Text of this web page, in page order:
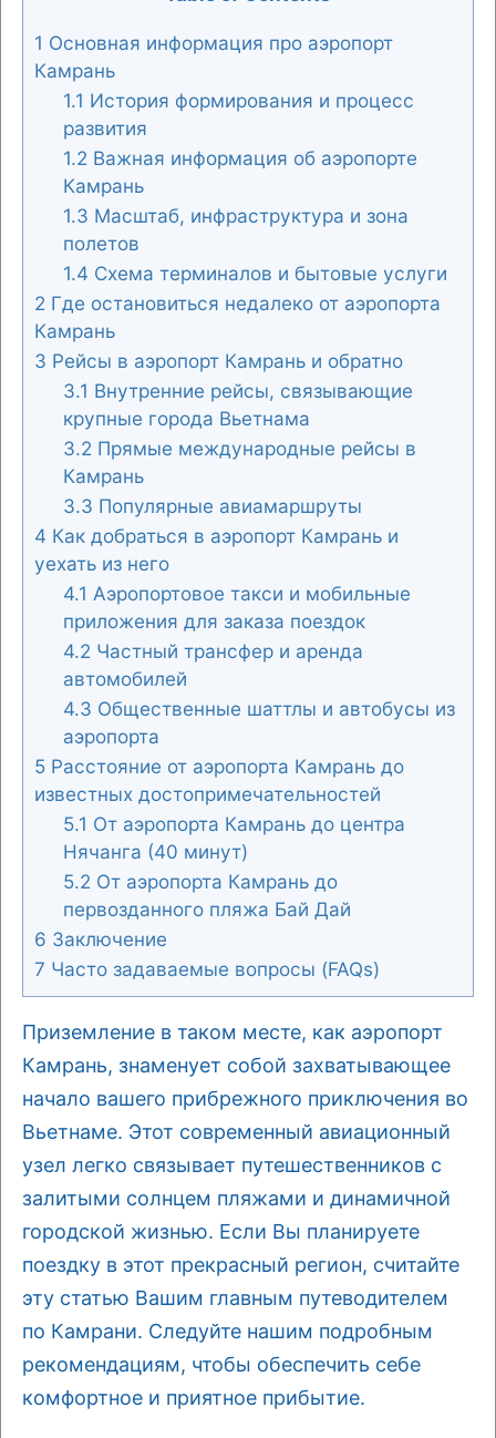
1 Основная информация про аэропорт
Камрань
1.1 История формирования и процесс
развития
1.2 Важная информация об аэропорте
Камрань
1.3 Масштаб, инфраструктура и зона
полетов
1.4 Схема терминалов и бытовые услуги
2 Где остановиться недалеко от аэропорта
Камрань
3 Рейсы в аэропорт Камрань и обратно
3.1 Внутренние рейсы, связывающие
крупные города Вьетнама
3.2 Прямые международные рейсы в
Камрань
3.3 Популярные авиамаршруты
4 Как добраться в аэропорт Камрань и
уехать из него
4.1 Аэропортовое такси и мобильные
приложения для заказа поездок
4.2 Частный трансфер и аренда
автомобилей
4.3 Общественные шаттлы и автобусы из
аэропорта
5 Расстояние от аэропорта Камрань до
известных достопримечательностей
5.1 От аэропорта Камрань до центра
Нячанга (40 минут)
5.2 От аэропорта Камрань до
первозданного пляжа Бай Дай
6 Заключение
7 Часто задаваемые вопросы (FAQs)
Приземление в таком месте, как аэропорт
Камрань, знаменует собой захватывающее
начало вашего прибрежного приключения во
Вьетнаме. Этот современный авиационный
узел легко связывает путешественников с
залитыми солнцем пляжами и динамичной
городской жизнью. Если Вы планируете
поездку в этот прекрасный регион, считайте
эту статью Вашим главным путеводителем
по Камрани. Следуйте нашим подробным
рекомендациям, чтобы обеспечить себе
комфортное и приятное прибытие.